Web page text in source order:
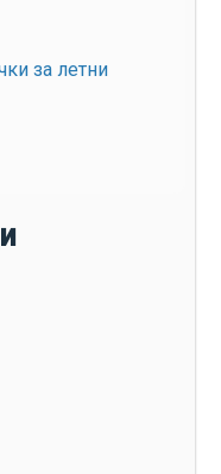
за летни